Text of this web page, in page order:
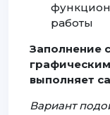
работы
Заполнение
выполняет
Вариант